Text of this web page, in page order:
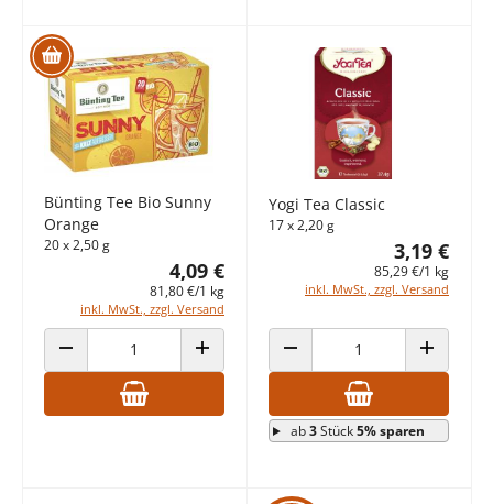
Bünting Tee Bio Sunny
Orange
20 x 2,50 g
4,09 €
81,80 €/1 kg
inkl. MwSt., zzgl. Versand
ANZAHL VERRINGERN ANZAHL ERHÖHEN
Yogi Tea Classic
17 x 2,20 g
3,19 €
85,29 €/1 kg
inkl. MwSt., zzgl. Versand
ANZAHL VERRINGERN ANZAHL
ab3Stück5% sparen